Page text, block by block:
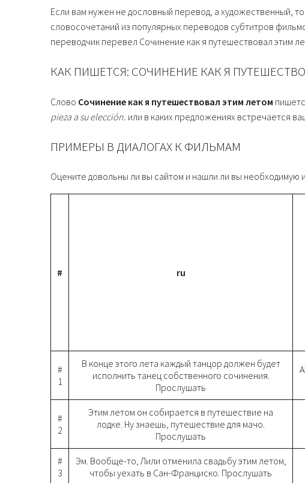
Если вам нужен не дословный перевод, а художественный,
словосочетаний из популярных переводов субтитров
переводчик перевел Сочинение как я путешествовал этим
КАК ПИШЕТСЯ: СОЧИНЕНИЕ КАК Я
Слово Сочинение как я путешествовал этим летом
pieza a su elección. или в каких предложениях встречается
ПРИМЕРЫ В ДИАЛОГАХ К ФИЛЬМАМ
Оцените довольны ли вы сайтом и нашли ли вы
# ru
#
1
В конце этого лета каждый танцор должен будет
исполнить танец собственного сочинения.
Прослушать
#
2
Этим летом он собирается в путешествие на
лодке. Ну знаешь, путешествие для мачо.
Прослушать
#
3
Эм. Вообще-то, Лили отменила свадьбу этим летом,
чтобы уехать в Сан-Франциско. Прослушать